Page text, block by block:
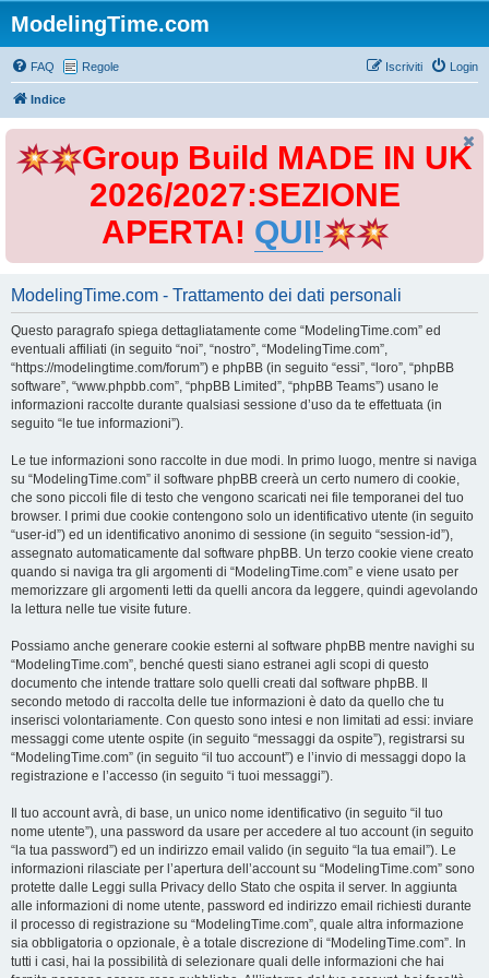
ModelingTime.com
FAQ Regole Login
Iscriviti
Indice
Group Build MADE IN UK
2026/2027:SEZIONE
APERTA! QUI!
ModelingTime.com - Trattamento dei dati personali
Questo paragrafo spiega dettagliatamente come “ModelingTime.com” ed
eventuali affiliati (in seguito “noi”, “nostro”, “ModelingTime.com”,
“https://modelingtime.com/forum”) e phpBB (in seguito “essi”, “loro”, “phpBB
software”, “www.phpbb.com”, “phpBB Limited”, “phpBB Teams”) usano le
informazioni raccolte durante qualsiasi sessione d’uso da te effettuata (in
seguito “le tue informazioni”).
Le tue informazioni sono raccolte in due modi. In primo luogo, mentre si naviga
su “ModelingTime.com” il software phpBB creerà un certo numero di cookie,
che sono piccoli file di testo che vengono scaricati nei file temporanei del tuo
browser. I primi due cookie contengono solo un identificativo utente (in seguito
“user-id”) ed un identificativo anonimo di sessione (in seguito “session-id”),
assegnato automaticamente dal software phpBB. Un terzo cookie viene creato
quando si naviga tra gli argomenti di “ModelingTime.com” e viene usato per
memorizzare gli argomenti letti da quelli ancora da leggere, quindi agevolando
la lettura nelle tue visite future.
Possiamo anche generare cookie esterni al software phpBB mentre navighi su
“ModelingTime.com”, benché questi siano estranei agli scopi di questo
documento che intende trattare solo quelli creati dal software phpBB. Il
secondo metodo di raccolta delle tue informazioni è dato da quello che tu
inserisci volontariamente. Con questo sono intesi e non limitati ad essi: inviare
messaggi come utente ospite (in seguito “messaggi da ospite”), registrarsi su
“ModelingTime.com” (in seguito “il tuo account”) e l’invio di messaggi dopo la
registrazione e l’accesso (in seguito “i tuoi messaggi”).
Il tuo account avrà, di base, un unico nome identificativo (in seguito “il tuo
nome utente”), una password da usare per accedere al tuo account (in seguito
“la tua password”) ed un indirizzo email valido (in seguito “la tua email”). Le
informazioni rilasciate per l’apertura dell’account su “ModelingTime.com” sono
protette dalle Leggi sulla Privacy dello Stato che ospita il server. In aggiunta
alle informazioni di nome utente, password ed indirizzo email richiesti durante
il processo di registrazione su “ModelingTime.com”, quale altra informazione
sia obbligatoria o opzionale, è a totale discrezione di “ModelingTime.com”. In
tutti i casi, hai la possibilità di selezionare quali delle informazioni che hai